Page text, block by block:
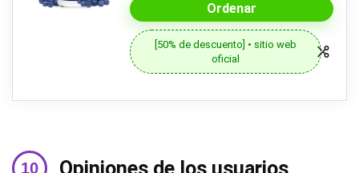
Ordenar
[50% de descuento] • sitio web
oficial